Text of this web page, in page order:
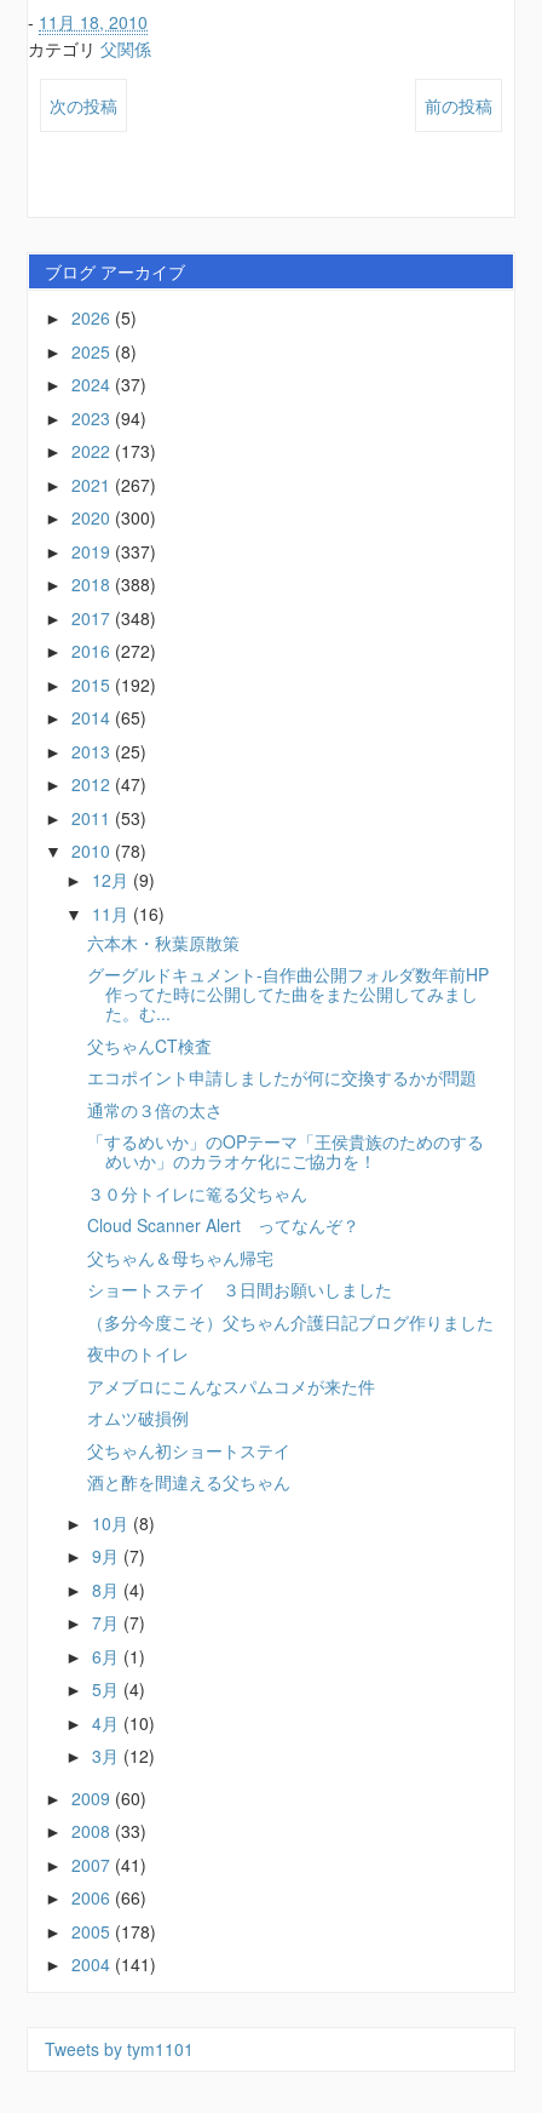
- 11月 18, 2010
カテゴリ父関係
次の投稿 前の投稿
ブログ アーカイブ
►2026 (5)
►2025 (8)
►2024 (37)
►2023 (94)
►2022 (173)
►2021 (267)
►2020 (300)
►2019 (337)
►2018 (388)
►2017 (348)
►2016 (272)
►2015 (192)
►2014 (65)
►2013 (25)
►2012 (47)
►2011 (53)
▼2010 (78)
► 12月 (9)
▼ 11月 (16)
六本木・秋葉原散策
グーグルドキュメント-自作曲公開フォルダ数年前HP
作ってた時に公開してた曲をまた公開してみまし
た。む...
父ちゃんCT検査
エコポイント申請しましたが何に交換するかが問題
通常の３倍の太さ
「するめいか」のOPテーマ「王侯貴族のためのする
めいか」のカラオケ化にご協力を！
３０分トイレに篭る父ちゃん
Cloud Scanner Alert ってなんぞ？
父ちゃん＆母ちゃん帰宅
ショートステイ ３日間お願いしました
（多分今度こそ）父ちゃん介護日記ブログ作りました
夜中のトイレ
アメブロにこんなスパムコメが来た件
オムツ破損例
父ちゃん初ショートステイ
酒と酢を間違える父ちゃん
► 10月 (8)
►9月 (7)
►8月 (4)
►7月 (7)
►6月 (1)
►5月 (4)
►4月 (10)
►3月 (12)
►2009 (60)
►2008 (33)
►2007 (41)
►2006 (66)
►2005 (178)
►2004 (141)
Tweets by tym1101